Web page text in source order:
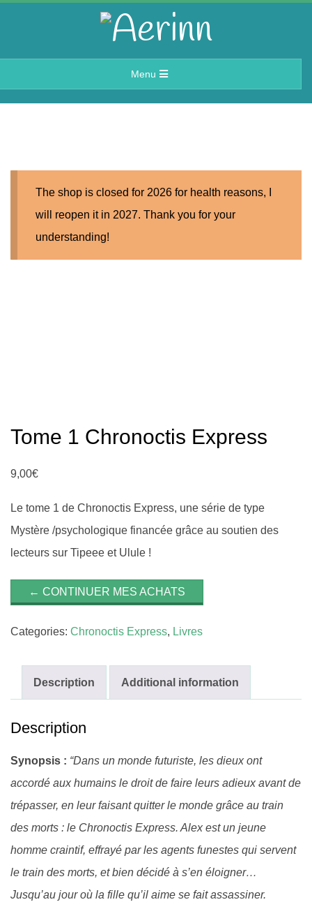
A
e
i
n
Navigation
Menu
The shop is closed for 2026 for health reasons, I
will reopen it in 2027. Thank you for your
understanding!
Tome 1 Chronoctis Express
9,00€
Le tome 1 de Chronoctis Express, une série de type
Mystère /psychologique financée grâce au soutien des
lecteurs sur Tipeee et Ulule !
← CONTINUER MES ACHATS
Categories: Chronoctis Express, Livres
Description Additional information
Description
Synopsis : “Dans un monde futuriste, les dieux ont
accordé aux humains le droit de faire leurs adieux avant de
trépasser, en leur faisant quitter le monde grâce au train
des morts : le Chronoctis Express. Alex est un jeune
homme craintif, effrayé par les agents funestes qui servent
le train des morts, et bien décidé à s’en éloigner…
Jusqu’au jour où la fille qu’il aime se fait assassiner.